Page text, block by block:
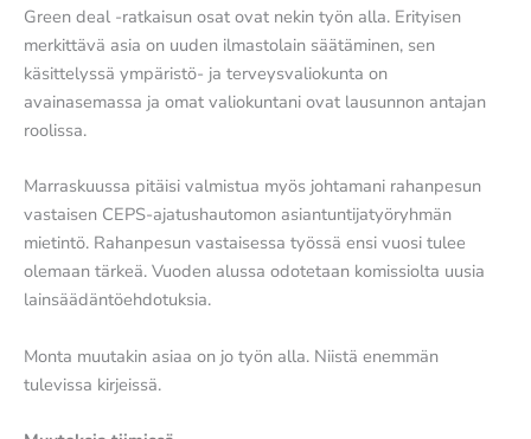
Green deal -ratkaisun osat ovat nekin työn alla. Erityisen
merkittävä asia on uuden ilmastolain säätäminen, sen
käsittelyssä ympäristö- ja terveysvaliokunta on
avainasemassa ja omat valiokuntani ovat lausunnon antajan
roolissa.
Marraskuussa pitäisi valmistua myös johtamani rahanpesun
vastaisen CEPS-ajatushautomon asiantuntijatyöryhmän
mietintö. Rahanpesun vastaisessa työssä ensi vuosi tulee
olemaan tärkeä. Vuoden alussa odotetaan komissiolta uusia
lainsäädäntöehdotuksia.
Monta muutakin asiaa on jo työn alla. Niistä enemmän
tulevissa kirjeissä.